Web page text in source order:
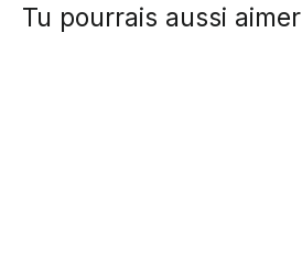
Tu pourrais aussi aimer